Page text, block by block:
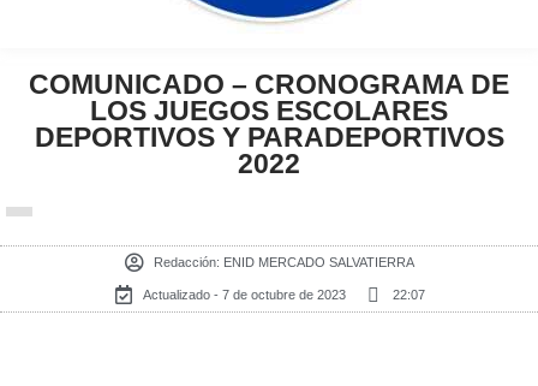
COMUNICADO – CRONOGRAMA DE
LOS JUEGOS ESCOLARES
DEPORTIVOS Y PARADEPORTIVOS
2022
Redacción: ENID MERCADO SALVATIERRA
Actualizado - 7 de octubre de 2023 22:07